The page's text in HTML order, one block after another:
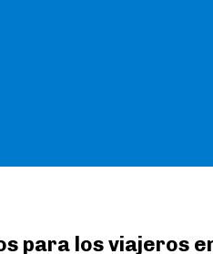
para los viajeros